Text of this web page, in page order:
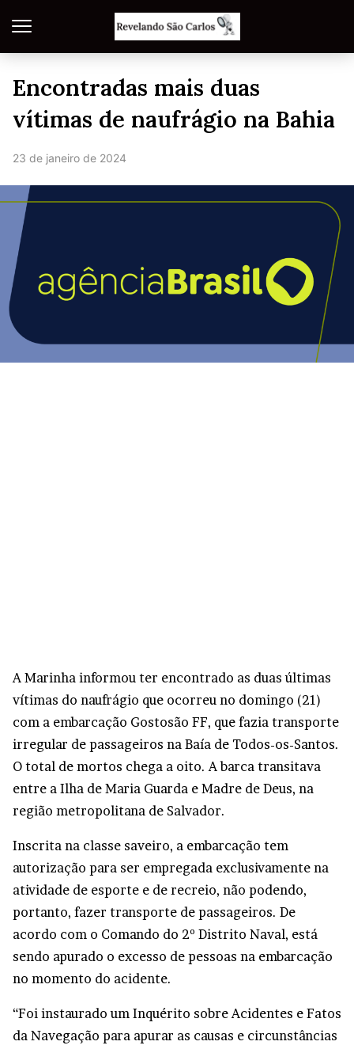
Encontradas mais duas
vítimas de naufrágio na Bahia
23 de janeiro de 2024
A Marinha informou ter encontrado as duas últimas
vítimas do naufrágio que ocorreu no domingo (21)
com a embarcação Gostosão FF, que fazia transporte
irregular de passageiros na Baía de Todos-os-Santos.
O total de mortos chega a oito. A barca transitava
entre a Ilha de Maria Guarda e Madre de Deus, na
região metropolitana de Salvador.
Inscrita na classe saveiro, a embarcação tem
autorização para ser empregada exclusivamente na
atividade de esporte e de recreio, não podendo,
portanto, fazer transporte de passageiros. De
acordo com o Comando do 2º Distrito Naval, está
sendo apurado o excesso de pessoas na embarcação
no momento do acidente.
“Foi instaurado um Inquérito sobre Acidentes e Fatos
da Navegação para apurar as causas e circunstâncias